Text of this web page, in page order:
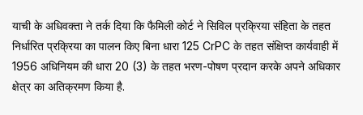
याची के अधिवक्ता ने तर्क दिया कि फैमिली कोर्ट ने सिविल प्रक्रिया संहिता के तहत
निर्धारित प्रक्रिया का पालन किए बिना धारा 125 CrPC के तहत संक्षिप्त कार्यवाही में
1956 अधिनियम की धारा 20 (3) के तहत भरण-पोषण प्रदान करके अपने अधिकार
क्षेत्र का अतिक्रमण किया है.